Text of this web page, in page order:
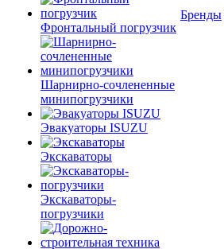
Фронтальный погрузчик
Шарнирно-сочлененные
минипогрузчики
Эвакуаторы ISUZU
Экскаваторы
Экскаваторы-
погрузчики
Бренды